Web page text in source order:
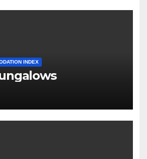
INDEX